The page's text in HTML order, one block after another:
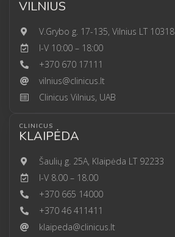
VILNIUS
V.Grybo g. 17-135, Vilnius LT 10318
I-V 10:00 – 18:00
+370 670 17111
vilnius@clinicus.lt
Clinicus Vilnius, UAB
CLINICUS
KLAIPĖDA
Šaulių g. 25A, Klaipėda LT 92233
I-V 8.00 – 18.00
+370 665 14000
+370 46 411411
klaipeda@clinicus.lt